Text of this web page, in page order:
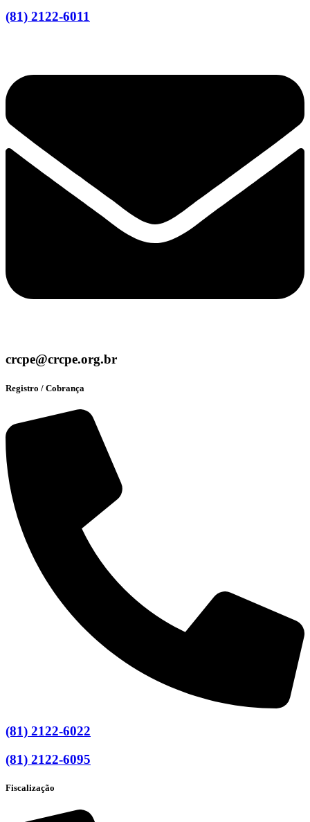
(81) 2122-6011
crcpe@crcpe.org.br
Registro / Cobrança
(81) 2122-6022
(81) 2122-6095
Fiscalização